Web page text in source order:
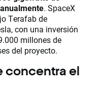
. SpaceX
Terafab de
con una inversión
millones de
del proyecto.
concentra el